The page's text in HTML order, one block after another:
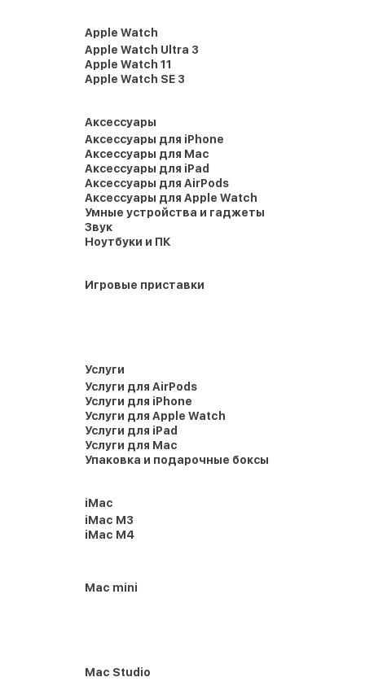
Apple Watch
Apple Watch Ultra 3
Apple Watch 11
Apple Watch SE 3
Аксессуары
Аксессуары для iPhone
Аксессуары для Mac
Аксессуары для iPad
Аксессуары для AirPods
Аксессуары для Apple Watch
Умные устройства и гаджеты
Звук
Ноутбуки и ПК
Игровые приставки
Услуги
Услуги для AirPods
Услуги для iPhone
Услуги для Apple Watch
Услуги для iPad
Услуги для Mac
Упаковка и подарочные боксы
iMac
iMac M3
iMac M4
Mac mini
Mac Studio